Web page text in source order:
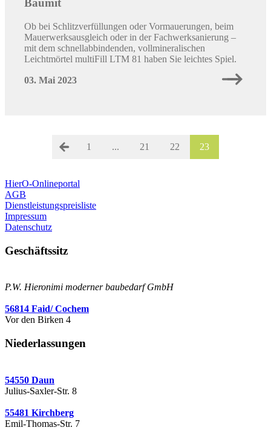
Baumit
Ob bei Schlitzverfüllungen oder Vormauerungen, beim
Mauerwerksausgleich oder in der Fachwerksanierung –
mit dem schnellabbindenden, vollmineralischen
Leichtmörtel multiFill LTM 81 haben Sie leichtes Spiel.
03. Mai 2023
1 ... 21 22 23
HierO-Onlineportal
AGB
Dienstleistungspreisliste
Impressum
Datenschutz
Geschäftssitz
P.W. Hieronimi moderner baubedarf GmbH
56814 Faid/ Cochem
Vor den Birken 4
Niederlassungen
54550 Daun
Julius-Saxler-Str. 8
55481 Kirchberg
Emil-Thomas-Str. 7